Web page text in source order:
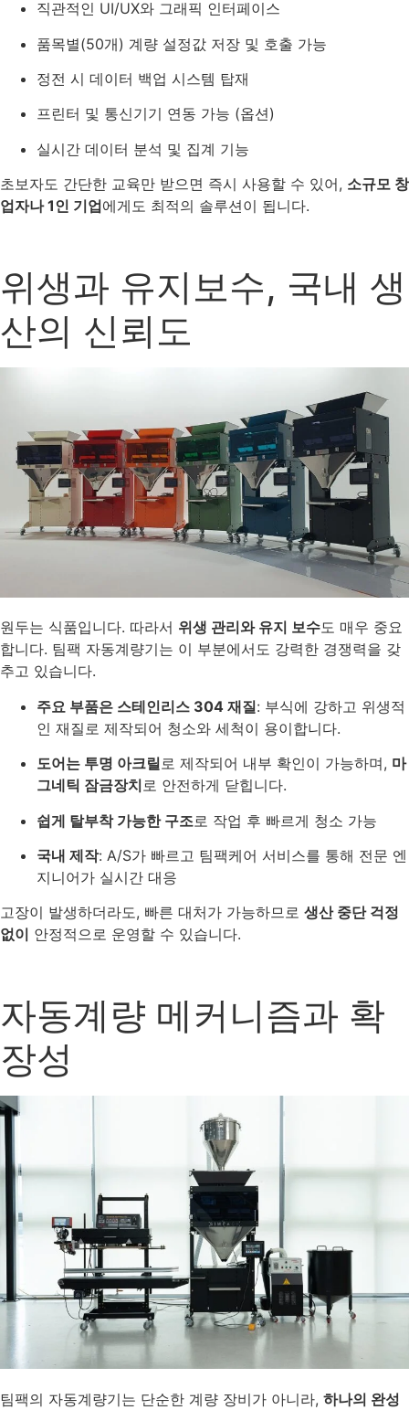
직관적인 UI/UX와 그래픽 인터페이스
품목별(50개) 계량 설정값 저장 및 호출 가능
정전 시 데이터 백업 시스템 탑재
프린터 및 통신기기 연동 가능 (옵션)
실시간 데이터 분석 및 집계 기능
초보자도 간단한 교육만 받으면 즉시 사용할 수 있어, 소규모 창
업자나 1인 기업에게도 최적의 솔루션이 됩니다.
위생과 유지보수, 국내 생
산의 신뢰도
원두는 식품입니다. 따라서 위생 관리와 유지 보수도 매우 중요
합니다. 팀팩 자동계량기는 이 부분에서도 강력한 경쟁력을 갖
추고 있습니다.
주요 부품은 스테인리스 304 재질: 부식에 강하고 위생적
인 재질로 제작되어 청소와 세척이 용이합니다.
도어는 투명 아크릴로 제작되어 내부 확인이 가능하며, 마
그네틱 잠금장치로 안전하게 닫힙니다.
쉽게 탈부착 가능한 구조 로 작업 후 빠르게 청소 가능
국내 제작: A/S가 빠르고 팀팩케어 서비스를 통해 전문 엔
지니어가 실시간 대응
고장이 발생하더라도, 빠른 대처가 가능하므로 생산 중단 걱정
없이 안정적으로 운영할 수 있습니다.
자동계량 메커니즘과 확
장성
팀팩의 자동계량기는 단순한 계량 장비가 아니라, 하나의 완성